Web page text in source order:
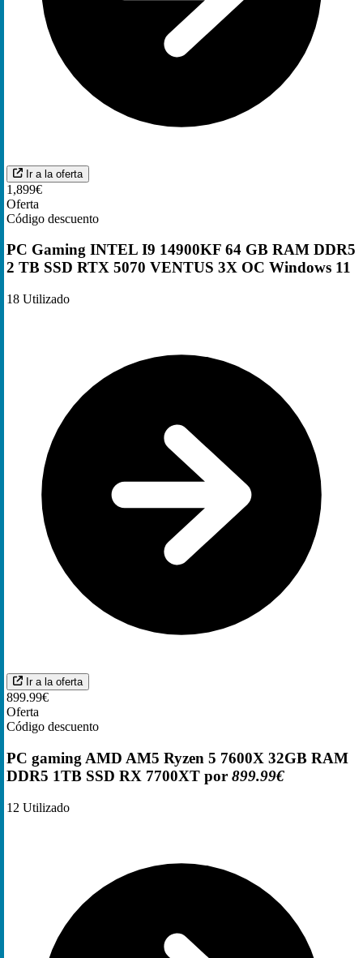
Ir a la oferta
1,899€
Oferta
Código descuento
PC Gaming INTEL I9 14900KF 64 GB RAM DDR5
2 TB SSD RTX 5070 VENTUS 3X OC Windows 11
18 Utilizado
Ir a la oferta
899.99€
Oferta
Código descuento
PC gaming AMD AM5 Ryzen 5 7600X 32GB RAM
DDR5 1TB SSD RX 7700XT por 899.99€
12 Utilizado